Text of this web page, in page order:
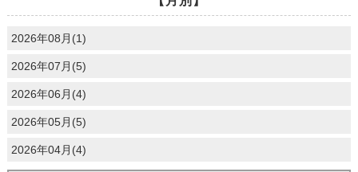
2026年08月(1)
2026年07月(5)
2026年06月(4)
2026年05月(5)
2026年04月(4)